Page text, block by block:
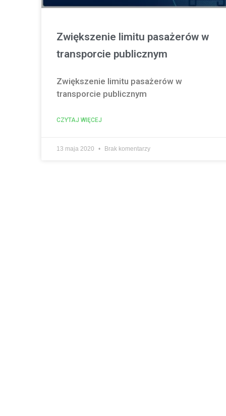
Zwiększenie limitu pasażerów w
transporcie publicznym
Zwiększenie limitu pasażerów w
transporcie publicznym
CZYTAJ WIĘCEJ
13 maja 2020 Brak komentarzy